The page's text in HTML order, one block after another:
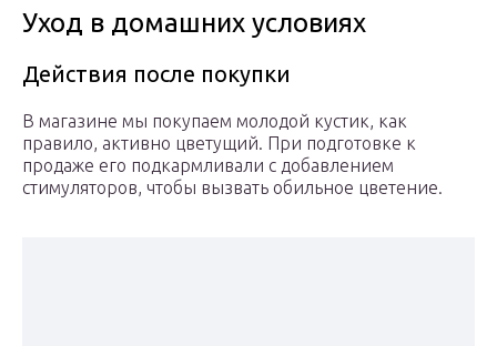
Уход в домашних условиях
Действия после покупки
В магазине мы покупаем молодой кустик, как
правило, активно цветущий. При подготовке к
продаже его подкармливали с добавлением
стимуляторов, чтобы вызвать обильное цветение.